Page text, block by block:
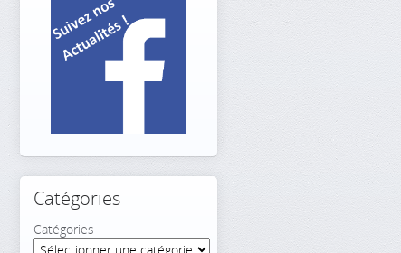
Catégories
Catégories